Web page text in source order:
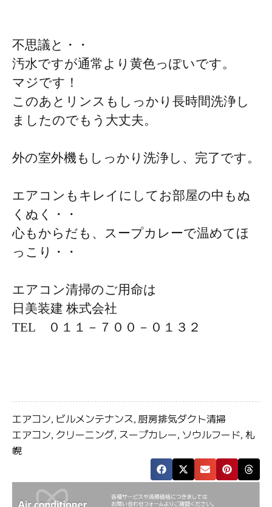
不思議と・・
汚水ですが通常より黄色っぽいです。
マジです！
このあとリンスもしっかり長時間洗浄し
ましたのでもう大丈夫。
外の室外機もしっかり洗浄し、完了です。
エアコンもキレイにしてお部屋の中もぬ
くぬく・・
心もからだも、スープカレーで温めてほ
っこり・・
エアコン清掃のご用命は
日美装建 株式会社
TEL ０１１－７００－０１３２
エアコン, ビルメンテナンス, 厨房排気ダクト清掃
エアコン, クリーニング, スープカレー, ソウルフード, 札
幌